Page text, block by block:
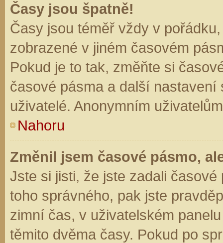
Časy jsou špatně!
Časy jsou téměř vždy v
zobrazené v jiném časovém
Pokud je to tak, změňte si
časové pásma a další
uživatelé. Anonymním
Nahoru
Změnil jsem časové pásmo,
Jste si jisti, že jste zadali
toho správného, pak jste
zimní čas, v uživatelském
těmito dvěma časy. Pokud po